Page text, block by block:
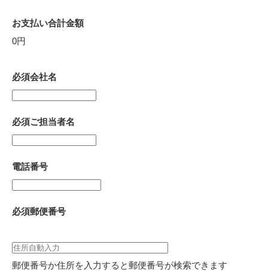
お支払い合計金額
0円
必須会社名
必須ご担当者名
電話番号
必須郵便番号
郵便番号か住所を入力すると郵便番号が検索できます